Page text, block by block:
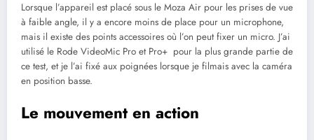
Lorsque l’appareil est placé sous le Moza Air pour les prises de vue
à faible angle, il y a encore moins de place pour un microphone,
mais il existe des points accessoires où l’on peut fixer un micro. J’ai
utilisé le Rode VideoMic Pro et Pro+ pour la plus grande partie de
ce test, et je l’ai fixé aux poignées lorsque je filmais avec la caméra
en position basse.
Le mouvement en action